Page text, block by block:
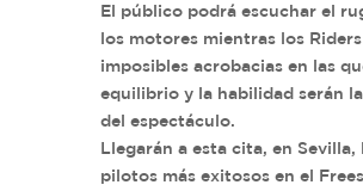
El público podrá escuchar el
los motores mientras los
imposibles acrobacias en las
equilibrio y la habilidad serán
del espectáculo.
Llegarán a esta cita, en Sevilla,
pilotos más exitosos en el